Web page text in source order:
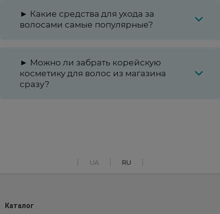
► Какие средства для ухода за
волосами самые популярные?
► Можно ли забрать корейскую
косметику для волос из магазина
сразу?
UA RU
Каталог